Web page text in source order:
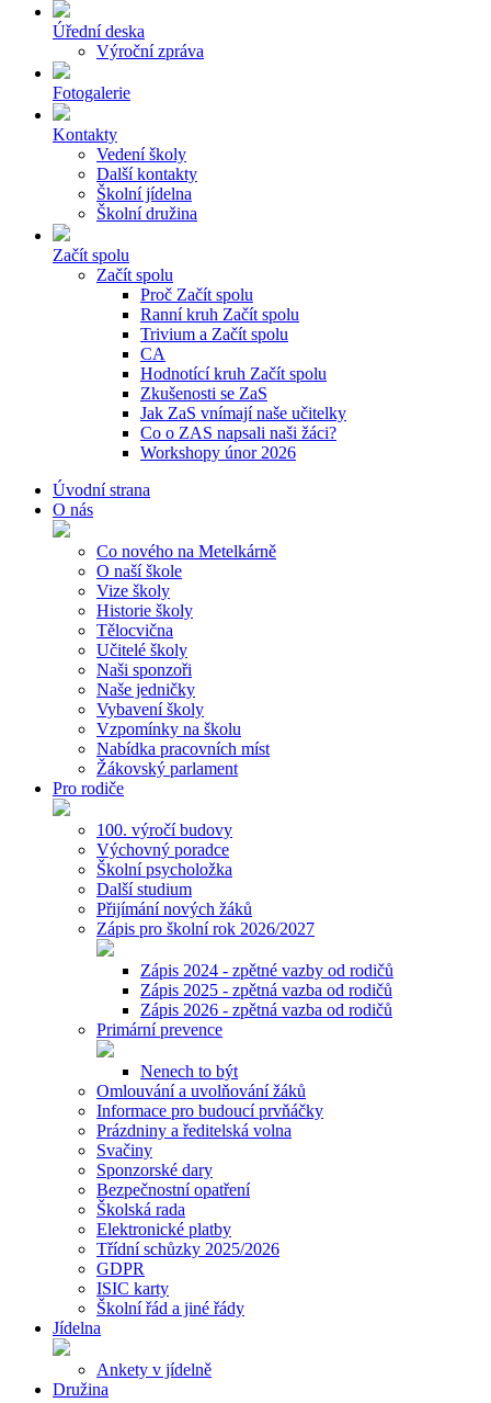
Úřední deska
Výroční zpráva
Fotogalerie
Kontakty
Vedení školy
Další kontakty
Školní jídelna
Školní družina
Začít spolu
Začít spolu
Proč Začít spolu
Ranní kruh Začít spolu
Trivium a Začít spolu
CA
Hodnotící kruh Začít spolu
Zkušenosti se ZaS
Jak ZaS vnímají naše učitelky
Co o ZAS napsali naši žáci?
Workshopy únor 2026
Úvodní strana
O nás
Co nového na Metelkárně
O naší škole
Vize školy
Historie školy
Tělocvična
Učitelé školy
Naši sponzoři
Naše jedničky
Vybavení školy
Vzpomínky na školu
Nabídka pracovních míst
Žákovský parlament
Pro rodiče
100. výročí budovy
Výchovný poradce
Školní psycholožka
Další studium
Přijímání nových žáků
Zápis pro školní rok 2026/2027
Zápis 2024 - zpětné vazby od rodičů
Zápis 2025 - zpětná vazba od rodičů
Zápis 2026 - zpětná vazba od rodičů
Primární prevence
Nenech to být
Omlouvání a uvolňování žáků
Informace pro budoucí prvňáčky
Prázdniny a ředitelská volna
Svačiny
Sponzorské dary
Bezpečnostní opatření
Školská rada
Elektronické platby
Třídní schůzky 2025/2026
GDPR
ISIC karty
Školní řád a jiné řády
Jídelna
Ankety v jídelně
Družina